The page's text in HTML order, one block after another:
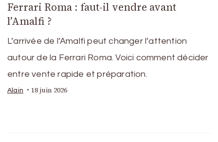
Ferrari Roma : faut-il vendre avant
l’Amalfi ?
L’arrivée de l’Amalfi peut changer l’attention
autour de la Ferrari Roma. Voici comment décider
entre vente rapide et préparation.
Alain 18 juin 2026